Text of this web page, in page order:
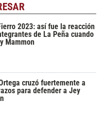
2023: así fue la reacción
de La Peña cuando
Mammon
cruzó fuertemente a
para defender a Jey